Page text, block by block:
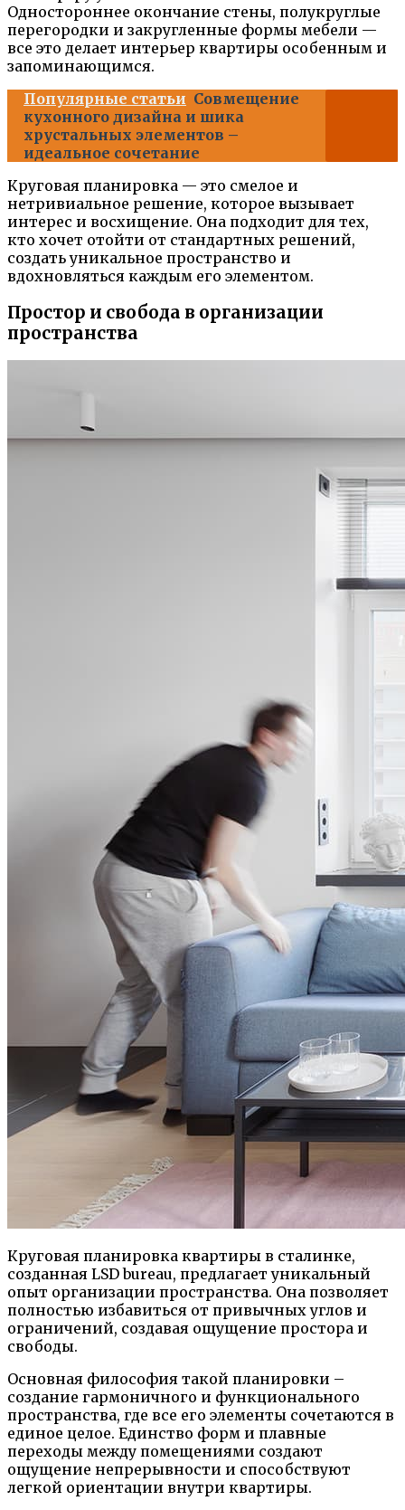
Одностороннее окончание стены, полукруглые
перегородки и закругленные формы мебели —
все это делает интерьер квартиры особенным и
запоминающимся.
Популярные статьи Совмещение
кухонного дизайна и шика
хрустальных элементов –
идеальное сочетание
Круговая планировка — это смелое и
нетривиальное решение, которое вызывает
интерес и восхищение. Она подходит для тех,
кто хочет отойти от стандартных решений,
создать уникальное пространство и
вдохновляться каждым его элементом.
Простор и свобода в организации
пространства
Круговая планировка квартиры в сталинке,
созданная LSD bureau, предлагает уникальный
опыт организации пространства. Она позволяет
полностью избавиться от привычных углов и
ограничений, создавая ощущение простора и
свободы.
Основная философия такой планировки –
создание гармоничного и функционального
пространства, где все его элементы сочетаются в
единое целое. Единство форм и плавные
переходы между помещениями создают
ощущение непрерывности и способствуют
легкой ориентации внутри квартиры.